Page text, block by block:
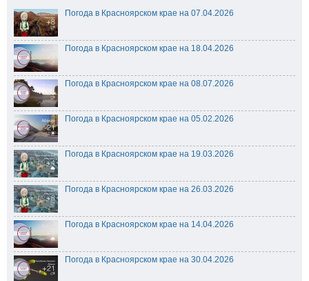
Погода в Красноярском крае на 07.04.2026
Погода в Красноярском крае на 18.04.2026
Погода в Красноярском крае на 08.07.2026
Погода в Красноярском крае на 05.02.2026
Погода в Красноярском крае на 19.03.2026
Погода в Красноярском крае на 26.03.2026
Погода в Красноярском крае на 14.04.2026
Погода в Красноярском крае на 30.04.2026